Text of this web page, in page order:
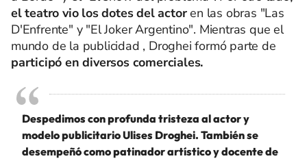
el teatro vio los dotes del actoren las obras "Las
D'Enfrente" y "El Joker Argentino". Mientras que el
mundo de la publicidad , Droghei formó parte de
participó en diversos comerciales.
Despedimos con profunda tristeza al actor y
modelo publicitario Ulises Droghei. También se
desempeñó como patinador artístico y docente de